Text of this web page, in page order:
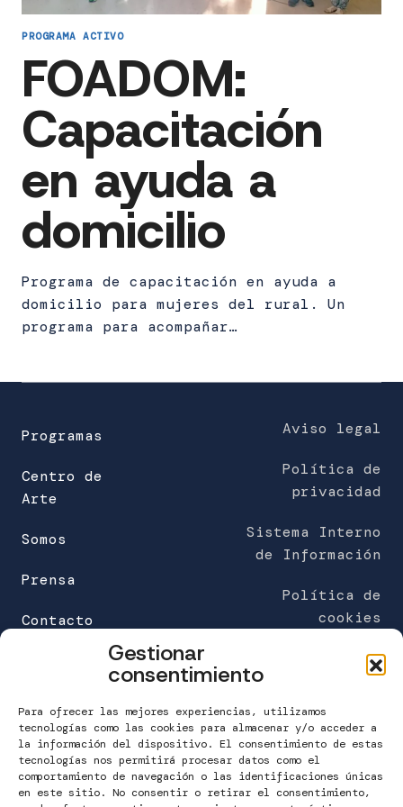
Gestionar
consentimiento
Para ofrecer las mejores experiencias, utilizamos
tecnologías como las cookies para almacenar y/o acceder a
la información del dispositivo. El consentimiento de estas
tecnologías nos permitirá procesar datos como el
comportamiento de navegación o las identificaciones únicas
en este sitio. No consentir o retirar el consentimiento,
PROGRAMA ACTIVO
FOADOM:
Capacitación
en ayuda a
domicilio
Programa de capacitación en ayuda a
domicilio para mujeres del rural. Un
programa para acompañar…
Programas
Centro de
Arte
Somos
Prensa
Contacto
Aviso legal
Política de
privacidad
Sistema Interno
de Información
Política de
cookies
FUNDACIÓN MARÍA JOSÉ JOVE (sede)
C/Galileo Galilei 6
Edificio Work Center
A Grela. 15008 A Coruña
T. 981 160 265
info@fundacionmariajosejove.org